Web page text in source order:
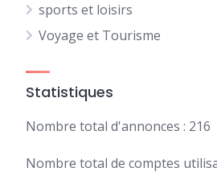
sports et loisirs
Voyage et Tourisme
Statistiques
Nombre total d'annonces : 216
Nombre total de comptes